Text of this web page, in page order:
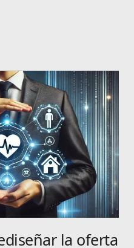
la oferta